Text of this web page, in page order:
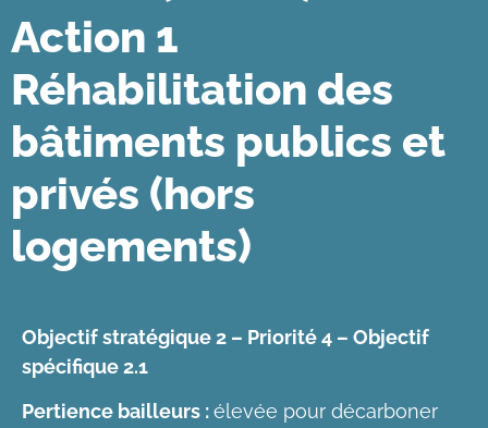
Action 1
Réhabilitation des
bâtiments publics et
privés (hors
logements)
Objectif stratégique 2 – Priorité 4 – Objectif
spécifique 2.1
Pertience bailleurs :élevée pour décarboner